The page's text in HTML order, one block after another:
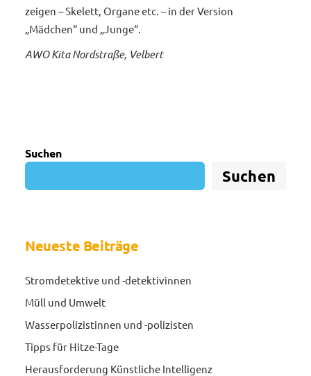
zeigen – Skelett, Organe etc. – in der Version
„Mädchen“ und „Junge“.
AWO Kita Nordstraße, Velbert
Suchen
Suchen
Neueste Beiträge
Stromdetektive und -detektivinnen
Müll und Umwelt
Wasserpolizistinnen und -polizisten
Tipps für Hitze-Tage
Herausforderung Künstliche Intelligenz